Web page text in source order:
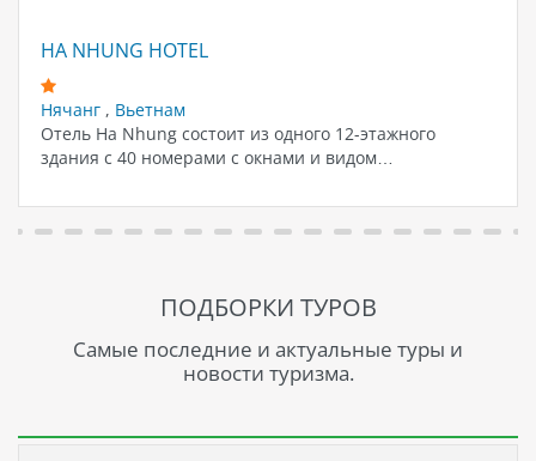
HA NHUNG HOTEL
Нячанг , Вьетнам
Отель Ha Nhung состоит из одного 12-этажного
здания с 40 номерами с окнами и видом…
ПОДБОРКИ ТУРОВ
Самые последние и актуальные туры и
новости туризма.